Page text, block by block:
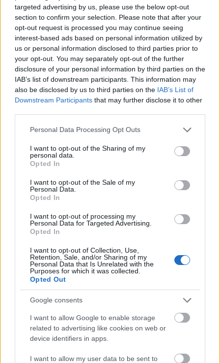
targeted advertising by us, please use the below opt-out
section to confirm your selection. Please note that after your
opt-out request is processed you may continue seeing
interest-based ads based on personal information utilized by
us or personal information disclosed to third parties prior to
your opt-out. You may separately opt-out of the further
disclosure of your personal information by third parties on the
IAB’s list of downstream participants. This information may
also be disclosed by us to third parties on the IAB’s List of
Downstream Participants that may further disclose it to other
Please note that this website/app uses one or more Google
not limited to your visit or usage behaviour. You may click to
grant or deny consent to Google and its third-party tags to
use your data for below specified purposes in below Google
consent section.
Personal Data Processing Opt Outs
I want to opt-out of the Sharing of my
personal data.
Opted In
I want to opt-out of the Sale of my
Personal Data.
Opted In
I want to opt-out of processing my
Personal Data for Targeted Advertising.
Opted In
I want to opt-out of Collection, Use,
Retention, Sale, and/or Sharing of my
Personal Data that Is Unrelated with the
Purposes for which it was collected.
Opted Out
Google consents
I want to allow Google to enable storage
related to advertising like cookies on web or
device identifiers in apps.
I want to allow my user data to be sent to
BREAKING: PAULY D LEVÁGATTA A CSUDAHAJAT!
Elkezdtek kiszivárogni az Emmy-díjátadók nevei:
egyelőre Bryan Cranston, Woody Harrelson, Julia
Louis-Dreyfus, Julianna Margulies, Matthew
McConaughey, Jim Parsons, Amy Poehler, Julia
Roberts, Kerry Washington, Halle Berry, Zooey
Deschanel, Adam…
Hírek kávé mellé
2014. július 31.
Tíz fontos dolog, amit a tegnap esti Sharknado 2-ből
megtudtunk, itt. A kritikusok szétröhögték az
agyukat rajta. És olcsó, kétmillió dollárból ki lehet
hozni, miközben csak egy Lost-pilot benne volt egy
laza tízesben. Képünkön az egyik főszereplő, Tara
Reid. Warren Kole…
szappanopera?
2014. május 21.
Úgy ezer éve egy filmben hangzott el a következő
emlékszik rá): az oximoron az olyan, mint az
intelligens katona. Vagyis olyan nyelvtani kifejezés,
amit akkor használunk, ha két, egymásnak teljesen
ellentmondó fogalom kapcsolódik össze, és…